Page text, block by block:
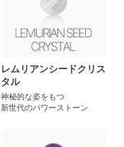
レムリアンシードクリス
タル
神秘的な姿をもつ
新世代のパワーストーン